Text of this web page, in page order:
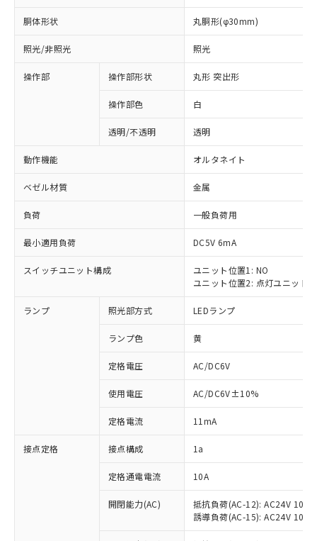
胴体形状 丸胴形(φ30mm)
照光/非照光 照光
操作部 操作部形状 丸形 突出形
操作部色 白
透明/不透明 透明
動作機能 オルタネイト
ベゼル材質 金属
負荷 一般負荷用
最小適用負荷 DC5V 6mA
スイッチユニット構成
ユニット位置1: NO
ユニット位置2: 点灯ユニット
ランプ 照光部方式 LEDランプ
ランプ色 黄
定格電圧 AC/DC6V
使用電圧 AC/DC6V±10%
定格電流 11mA
接点定格 接点構成 1a
定格通電電流 10A
開閉能力(AC)
抵抗負荷(AC-12): AC24V 10A/
誘導負荷(AC-15): AC24V
以下の条件をお読みいただき、同意のうえ
本サービスは、当社制御機器事業取扱
商品の当社在庫状況および標準価格
(税抜)を提供させていただくもので
当社制御機器事業取扱商品の中には、
本サービスの対象外となる商品もある
非含有に対応した製品が提供可能な商品で
対応予定：EU RoHS指令（10物質）の非含
有に対応した製品に切り替える予定のある
対応予定なし：EU RoHS指令（10物質）の
非含有に非対応の商品で、対応品を出す予
調査・確認中：EU RoHS指令（10物質）の
非含有の対応状況を調査中または確認中の
非該当品：ライセンス料など無形物で、有
害物質有無と関係のない商品です。
仕入先様の事情により、非含有部品として
「○」：最大均質材料含有率が中国RoHSの
基準値以下であることを示します。
「×」：最大均質材料含有率が中国RoHSの